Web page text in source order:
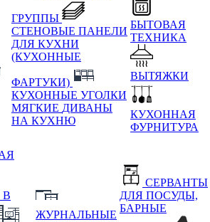
ГРУППЫ
СТЕНОВЫЕ ПАНЕЛИ
ДЛЯ КУХНИ
(КУХОННЫЕ
ФАРТУКИ)
КУХОННЫЕ УГОЛКИ
МЯГКИЕ ДИВАНЫ
НА КУХНЮ
БЫТОВАЯ
ТЕХНИКА
ВЫТЯЖКИ
КУХОННАЯ
ФУРНИТУРА
В
ЖУРНАЛЬНЫЕ
СЕРВАНТЫ
ДЛЯ ПОСУДЫ,
БАРНЫЕ